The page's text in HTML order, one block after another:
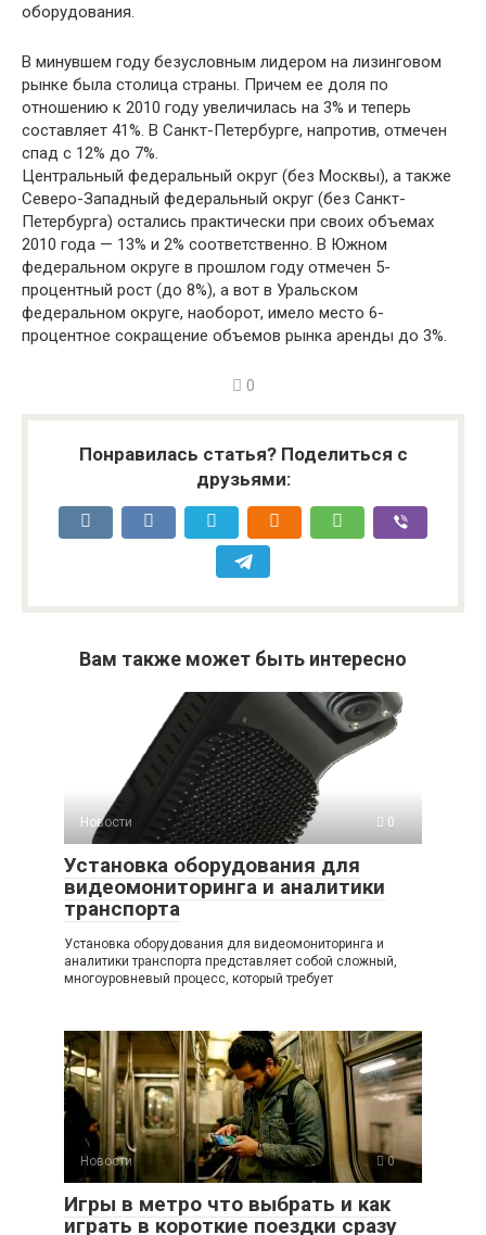
оборудования.
В минувшем году безусловным лидером на лизинговом
рынке была столица страны. Причем ее доля по
отношению к 2010 году увеличилась на 3% и теперь
составляет 41%. В Санкт-Петербурге, напротив, отмечен
спад с 12% до 7%.
Центральный федеральный округ (без Москвы), а также
Северо-Западный федеральный округ (без Санкт-
Петербурга) остались практически при своих объемах
2010 года — 13% и 2% соответственно. В Южном
федеральном округе в прошлом году отмечен 5-
процентный рост (до 8%), а вот в Уральском
федеральном округе, наоборот, имело место 6-
процентное сокращение объемов рынка аренды до 3%.
0
Понравилась статья? Поделиться с
друзьями:
Вам также может быть интересно
Новости 0
Установка оборудования для
видеомониторинга и аналитики
транспорта
Установка оборудования для видеомониторинга и
аналитики транспорта представляет собой сложный,
многоуровневый процесс, который требует
Новости 0
Игры в метро что выбрать и как
играть в короткие поездки сразу